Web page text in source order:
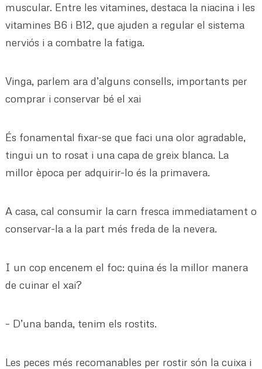
muscular. Entre les vitamines, destaca la niacina i les
vitamines B6 i B12, que ajuden a regular el sistema
nerviós i a combatre la fatiga.
Vinga, parlem ara d’alguns consells, importants per
comprar i conservar bé el xai
És fonamental fixar-se que faci una olor agradable,
tingui un to rosat i una capa de greix blanca. La
millor època per adquirir-lo és la primavera.
A casa, cal consumir la carn fresca immediatament o
conservar-la a la part més freda de la nevera.
I un cop encenem el foc: quina és la millor manera
de cuinar el xai?
– D’una banda, tenim els rostits.
Les peces més recomanables per rostir són la cuixa i